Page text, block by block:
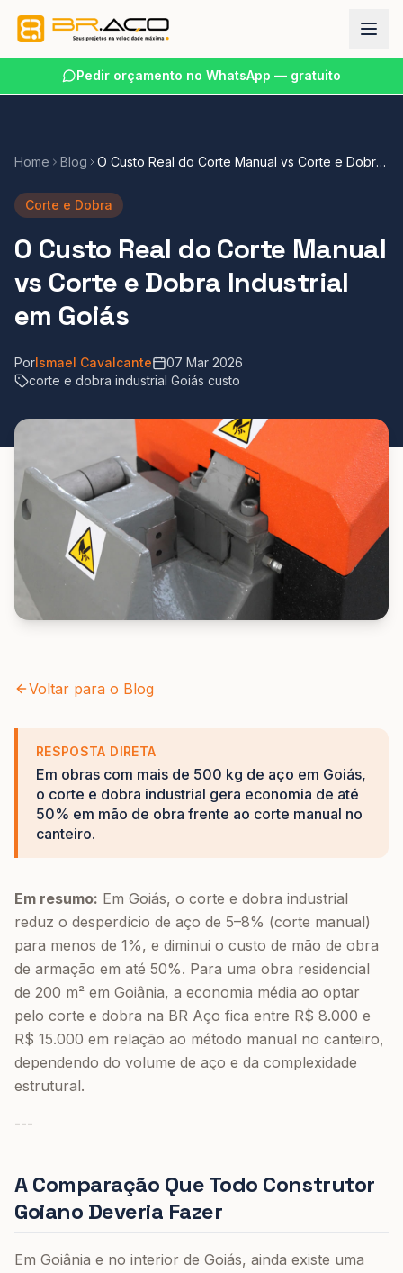
Pedir orçamento no WhatsApp — gratuito
Home Blog
O Custo Real do Corte Manual vs Corte e Dobra
Corte e Dobra
O Custo Real do Corte Manual
vs Corte e Dobra Industrial
em Goiás
PorIsmael Cavalcante
07 Mar 2026
corte e dobra industrial Goiás custo
Voltar para o Blog
RESPOSTA DIRETA
Em obras com mais de 500 kg de aço em Goiás,
o corte e dobra industrial gera economia de até
50% em mão de obra frente ao corte manual no
canteiro.
Em resumo: Em Goiás, o corte e dobra industrial
reduz o desperdício de aço de 5–8% (corte manual)
para menos de 1%, e diminui o custo de mão de obra
de armação em até 50%. Para uma obra residencial
de 200 m² em Goiânia, a economia média ao optar
pelo corte e dobra na BR Aço fica entre R$ 8.000 e
R$ 15.000 em relação ao método manual no canteiro,
dependendo do volume de aço e da complexidade
estrutural.
---
A Comparação Que Todo Construtor
Goiano Deveria Fazer
Em Goiânia e no interior de Goiás, ainda existe uma